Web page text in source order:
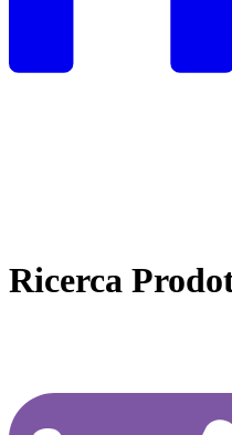
Ricerca